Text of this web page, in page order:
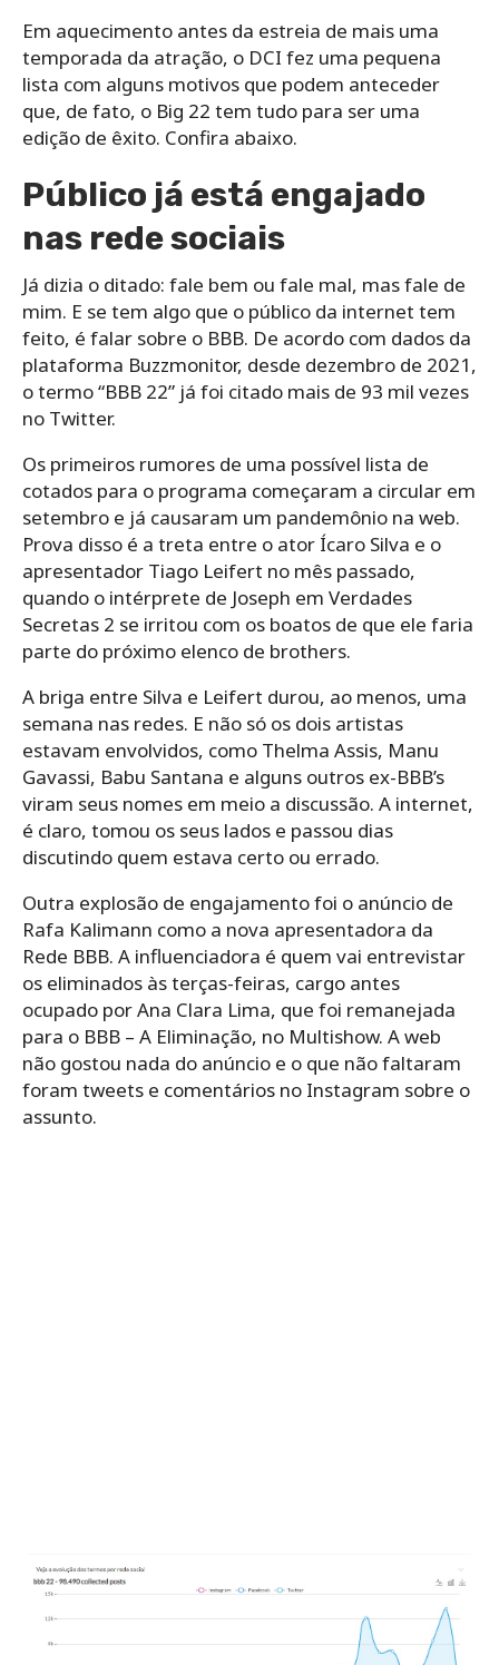
Em aquecimento antes da estreia de mais uma
temporada da atração, o DCI fez uma pequena
lista com alguns motivos que podem anteceder
que, de fato, o Big 22 tem tudo para ser uma
edição de êxito. Confira abaixo.
Público já está engajado
nas rede sociais
Já dizia o ditado: fale bem ou fale mal, mas fale de
mim. E se tem algo que o público da internet tem
feito, é falar sobre o BBB. De acordo com dados da
plataforma Buzzmonitor, desde dezembro de 2021,
o termo “BBB 22” já foi citado mais de 93 mil vezes
no Twitter.
Os primeiros rumores de uma possível lista de
cotados para o programa começaram a circular em
setembro e já causaram um pandemônio na web.
Prova disso é a treta entre o ator Ícaro Silva e o
apresentador Tiago Leifert no mês passado,
quando o intérprete de Joseph em Verdades
Secretas 2 se irritou com os boatos de que ele faria
parte do próximo elenco de brothers.
A briga entre Silva e Leifert durou, ao menos, uma
semana nas redes. E não só os dois artistas
estavam envolvidos, como Thelma Assis, Manu
Gavassi, Babu Santana e alguns outros ex-BBB’s
viram seus nomes em meio a discussão. A internet,
é claro, tomou os seus lados e passou dias
discutindo quem estava certo ou errado.
Outra explosão de engajamento foi o anúncio de
Rafa Kalimann como a nova apresentadora da
Rede BBB. A influenciadora é quem vai entrevistar
os eliminados às terças-feiras, cargo antes
ocupado por Ana Clara Lima, que foi remanejada
para o BBB – A Eliminação, no Multishow. A web
não gostou nada do anúncio e o que não faltaram
foram tweets e comentários no Instagram sobre o
assunto.